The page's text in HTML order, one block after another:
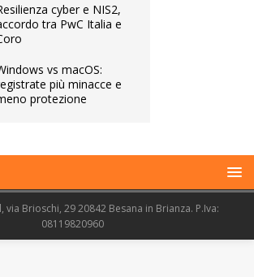
cyber e NIS2,
tra PwC Italia e
vs macOS:
più minacce e
protezione
via Brioschi, 29 20842 Besana in Brianza. P.Iva:
08119820960